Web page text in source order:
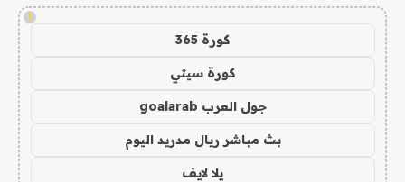
!
كورة 365
كورة سيتي
جول العرب goalarab
بث مباشر ريال مدريد اليوم
يلا لايف